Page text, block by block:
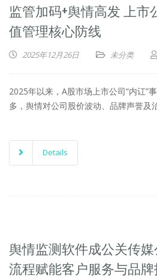
监管加码+舆情高发 上市
值管理核心防线
2025年12月26日 未分类
2025年以来，A股市场上市公司“内讧”
多，舆情对公司股价波动、品牌声誉及
Details
舆情监测软件成公关传
流程赋能客户服务与品